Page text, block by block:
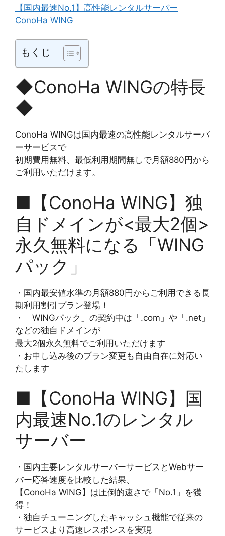
【国内最速No.1】高性能レンタルサーバー
ConoHa WING
もくじ
◆ConoHa WINGの特長
◆
ConoHa WINGは国内最速の高性能レンタルサーバ
ーサービスで
初期費用無料、最低利用期間無しで月額880円から
ご利用いただけます。
■【ConoHa WING】独
自ドメインが<最大2個>
永久無料になる「WING
パック」
・国内最安値水準の月額880円からご利用できる長
期利用割引プラン登場！
・「WINGパック」の契約中は「.com」や「.net」
などの独自ドメインが
最大2個永久無料でご利用いただけます
・お申し込み後のプラン変更も自由自在に対応い
たします
■【ConoHa WING】国
内最速No.1のレンタル
サーバー
・国内主要レンタルサーバーサービスとWebサー
バー応答速度を比較した結果、
【ConoHa WING】は圧倒的速さで「No.1」を獲
得！
・独自チューニングしたキャッシュ機能で従来の
サービスより高速レスポンスを実現